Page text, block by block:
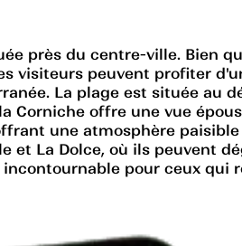
près du centre-ville. Bien
visiteurs peuvent profiter
La plage est située au
Corniche offre une vue
une atmosphère
et La Dolce, où ils peuvent
pour ceux